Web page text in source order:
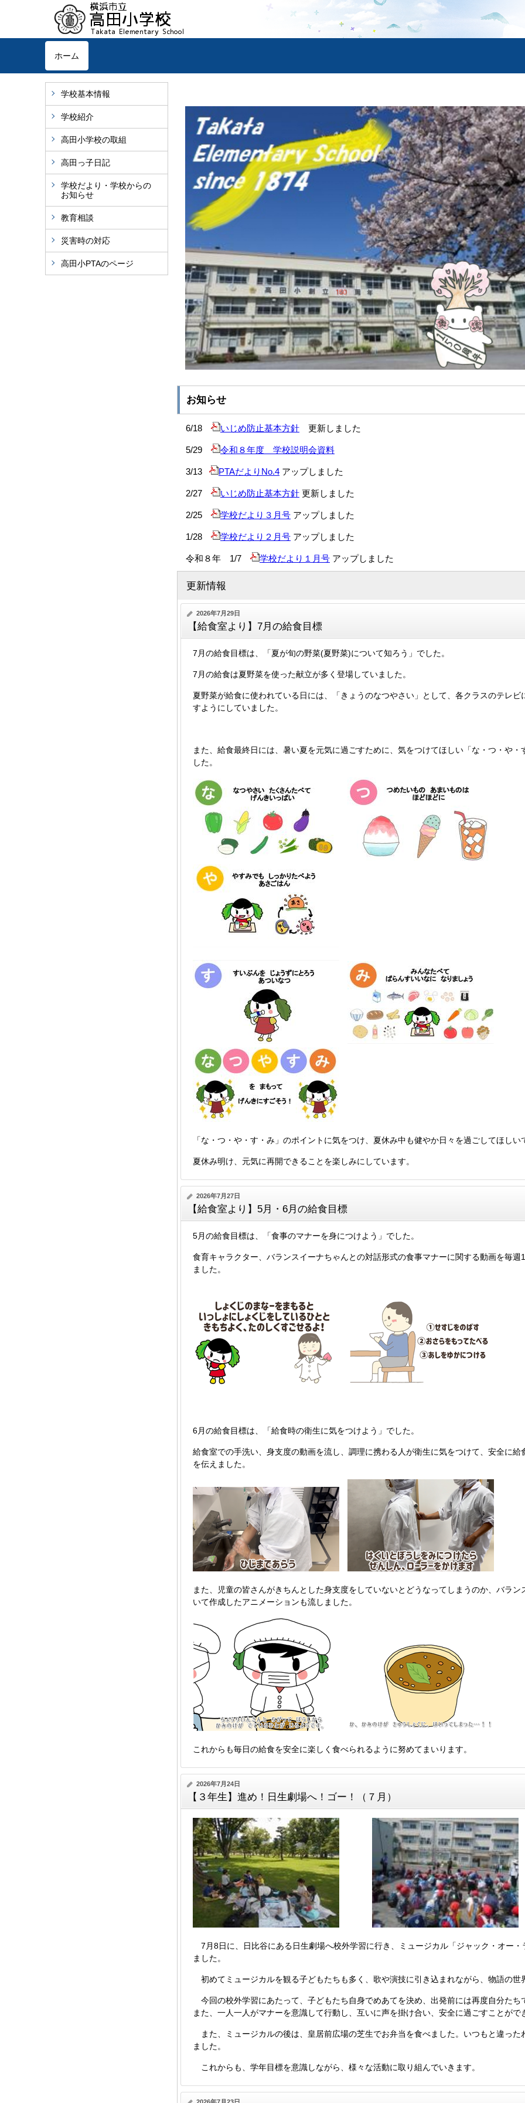
ホーム
学校基本情報
学校紹介
高田小学校の取組
高田っ子日記
学校だより・学校からの
お知らせ
教育相談
災害時の対応
高田小PTAのページ
お知らせ
6/18 いじめ防止基本方針 更新しました
5/29 令和８年度 学校説明会資料
3/13 PTAだよりNo.4 アップしました
2/27 いじめ防止基本方針 更新しました
2/25 学校だより３月号 アップしました
1/28 学校だより２月号 アップしました
令和８年 1/7 学校だより１月号 アップしました
更新情報
2026年7月29日
【給食室より】7月の給食目標
7月の給食目標は、「夏が旬の野菜(夏野菜)について知ろう」でした。
7月の給食は夏野菜を使った献立が多く登場していました。
夏野菜が給食に使われている日には、「きょうのなつやさい」として、各クラスのテレビ
すようにしていました。
また、給食最終日には、暑い夏を元気に過ごすために、気をつけてほしい「な・つ・や・
した。
「な・つ・や・す・み」のポイントに気をつけ、夏休み中も健やか日々を過ごしてほしい
夏休み明け、元気に再開できることを楽しみにしています。
2026年7月27日
【給食室より】5月・6月の給食目標
5月の給食目標は、「食事のマナーを身につけよう」でした。
食育キャラクター、バランスイーナちゃんとの対話形式の食事マナーに関する動画を毎週
ました。
6月の給食目標は、「給食時の衛生に気をつけよう」でした。
給食室での手洗い、身支度の動画を流し、調理に携わる人が衛生に気をつけて、安全に給
を伝えました。
また、児童の皆さんがきちんとした身支度をしていないとどうなってしまうのか、バラン
いて作成したアニメーションも流しました。
これからも毎日の給食を安全に楽しく食べられるように努めてまいります。
2026年7月24日
【３年生】進め！日生劇場へ！ゴー！（７月）
7月8日に、日比谷にある日生劇場へ校外学習に行き、ミュージカル「ジャック・オー・
ました。
初めてミュージカルを観る子どもたちも多く、歌や演技に引き込まれながら、物語の世
今回の校外学習にあたって、子どもたち自身でめあてを決め、出発前には再度自分たち
また、一人一人がマナーを意識して行動し、互いに声を掛け合い、安全に過ごすことがで
また、ミュージカルの後は、皇居前広場の芝生でお弁当を食べました。いつもと違った
ました。
これからも、学年目標を意識しながら、様々な活動に取り組んでいきます。